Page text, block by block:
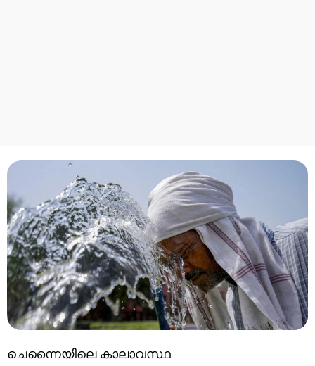
ചെന്നൈയിലെ കാലാവസ്ഥ